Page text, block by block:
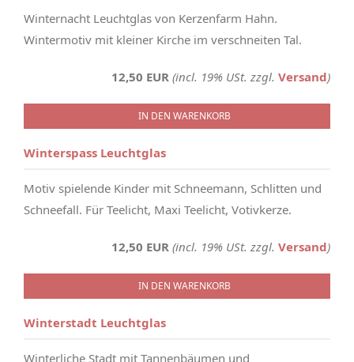
Winternacht Leuchtglas von Kerzenfarm Hahn.
Wintermotiv mit kleiner Kirche im verschneiten Tal.
12,50 EUR (incl. 19% USt. zzgl. Versand)
IN DEN WARENKORB
Winterspass Leuchtglas
Motiv spielende Kinder mit Schneemann, Schlitten und
Schneefall. Für Teelicht, Maxi Teelicht, Votivkerze.
12,50 EUR (incl. 19% USt. zzgl. Versand)
IN DEN WARENKORB
Winterstadt Leuchtglas
Winterliche Stadt mit Tannenbäumen und